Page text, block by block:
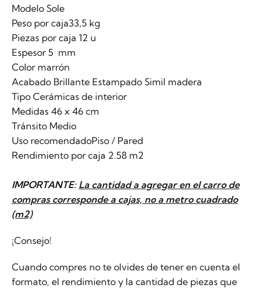
Modelo Sole
Peso por caja33,5 kg
Piezas por caja 12 u
Espesor 5 mm
Color marrón
Acabado Brillante Estampado Simil madera
Tipo Cerámicas de interior
Medidas 46 x 46 cm
Tránsito Medio
Uso recomendadoPiso / Pared
Rendimiento por caja 2.58 m2
IMPORTANTE: La cantidad a agregar en el carro de
compras corresponde a cajas, no a metro cuadrado
(m2)
¡Consejo!
Cuando compres no te olvides de tener en cuenta el
formato, el rendimiento y la cantidad de piezas que